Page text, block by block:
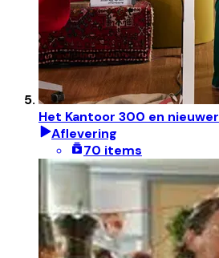
Het Kantoor 300 en nieuwer
Aflevering
70 items